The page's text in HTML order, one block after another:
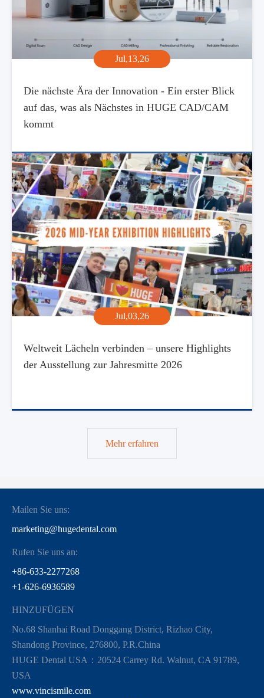
Jul,13,26
Die nächste Ära der Innovation - Ein erster Blick
auf das, was als Nächstes in HUGE CAD/CAM
kommt
Jul,03,26
Weltweit Lächeln verbinden – unsere Highlights
der Ausstellung zur Jahresmitte 2026
Mehr erfahren
Mailen Sie uns:
marketing@hugedental.com
Rufen Sie uns an:
+86-633-2277268
+1-626-6936589
HINZUFÜGEN
No.68 Shanhai Road Donggang District, Rizhao City,
Shandong Province, 276800, P.R.China
HUGE Dental USA：20524 Carrey Rd. Walnut, CA 91789,
USA
www.vincismile.com